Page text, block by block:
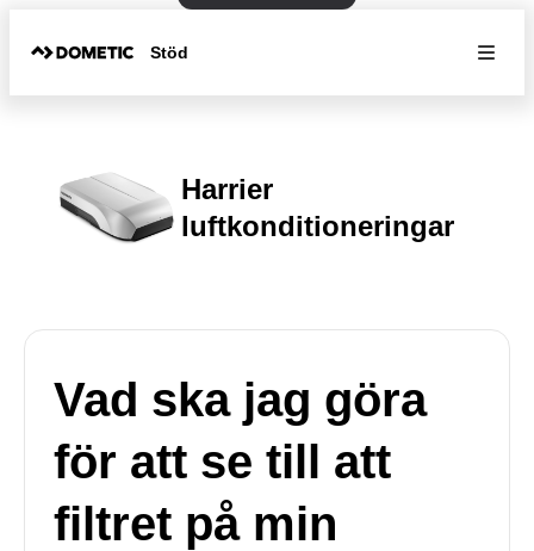
Stöd
Harrier
luftkonditioneringar
Vad ska jag göra
för att se till att
filtret på min